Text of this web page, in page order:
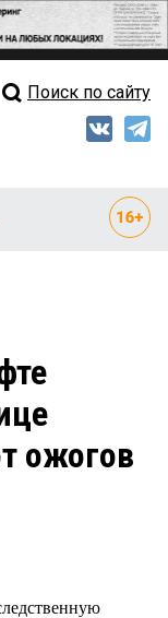
выпуск
Поиск по сайту
ожогов